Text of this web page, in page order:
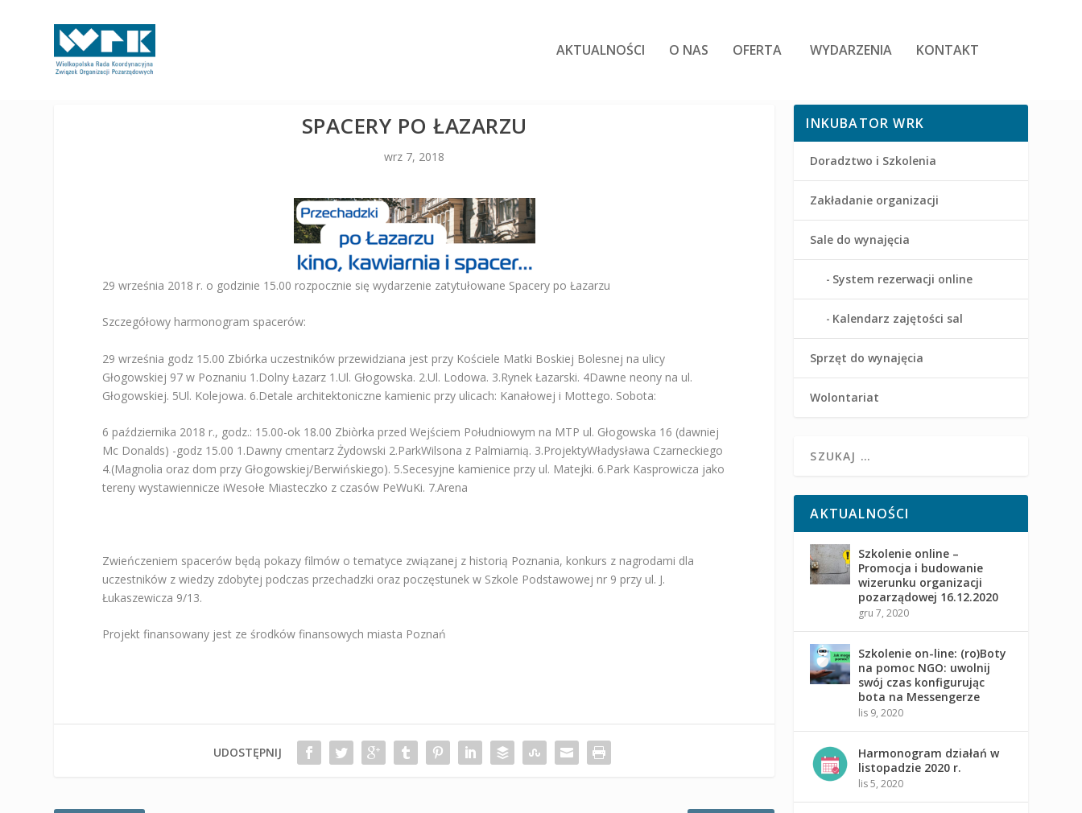
AKTUALNOŚCI O NAS OFERTA WYDARZENIA KONTAKT
SPACERY PO ŁAZARZU
wrz 7, 2018
29 września 2018 r. o godzinie 15.00 rozpocznie się wydarzenie zatytułowane Spacery po Łazarzu
Szczegółowy harmonogram spacerów:
29 września godz 15.00 Zbiórka uczestników przewidziana jest przy Kościele Matki Boskiej Bolesnej na ulicy
Głogowskiej 97 w Poznaniu 1.Dolny Łazarz 1.Ul. Głogowska. 2.Ul. Lodowa. 3.Rynek Łazarski. 4Dawne neony na ul.
Głogowskiej. 5Ul. Kolejowa. 6.Detale architektoniczne kamienic przy ulicach: Kanałowej i Mottego. Sobota:
6 października 2018 r., godz.: 15.00-ok 18.00 Zbiòrka przed Wejściem Południowym na MTP ul. Głogowska 16 (dawniej
Mc Donalds) -godz 15.00 1.Dawny cmentarz Żydowski 2.ParkWilsona z Palmiarnią. 3.ProjektyWładysława Czarneckiego
4.(Magnolia oraz dom przy Głogowskiej/Berwińskiego). 5.Secesyjne kamienice przy ul. Matejki. 6.Park Kasprowicza jako
tereny wystawiennicze iWesołe Miasteczko z czasów PeWuKi. 7.Arena
Zwieńczeniem spacerów będą pokazy filmów o tematyce związanej z historią Poznania, konkurs z nagrodami dla
uczestników z wiedzy zdobytej podczas przechadzki oraz poczęstunek w Szkole Podstawowej nr 9 przy ul. J.
Łukaszewicza 9/13.
Projekt finansowany jest ze środków finansowych miasta Poznań
UDOSTĘPNIJ
INKUBATOR WRK
Doradztwo i Szkolenia
Zakładanie organizacji
Sale do wynajęcia
System rezerwacji online
Kalendarz zajętości sal
Sprzęt do wynajęcia
Wolontariat
AKTUALNOŚCI
Szkolenie online –
Promocja i budowanie
wizerunku organizacji
pozarządowej 16.12.2020
gru 7, 2020
Szkolenie on-line: (ro)Boty
na pomoc NGO: uwolnij
swój czas konfigurując
bota na Messengerze
lis 9, 2020
Harmonogram działań w
listopadzie 2020 r.
lis 5, 2020